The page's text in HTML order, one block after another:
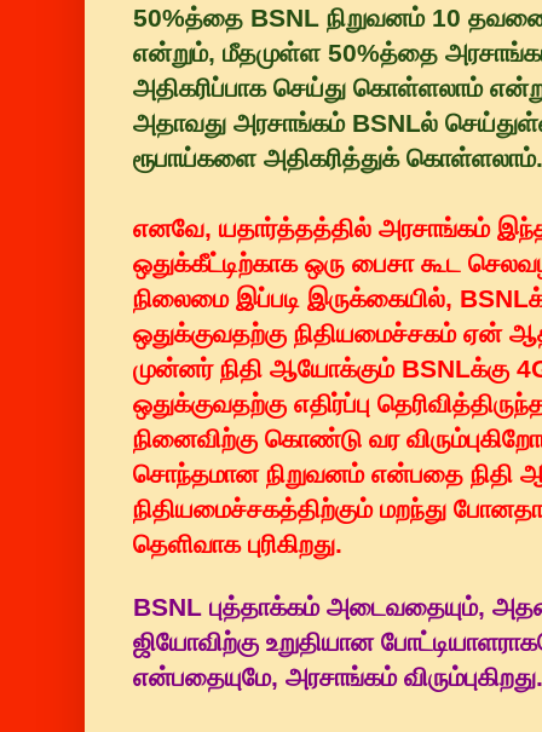
50%த்தை BSNL நிறுவனம் 10
என்றும், மீதமுள்ள 50%த்தை
அதிகரிப்பாக செய்து கொள்ளலாம்
அதாவது அரசாங்கம் BSNLல்
ரூபாய்களை அதிகரித்துக் கொள்ளலாம்.
எனவே, யதார்த்தத்தில் அரசாங்கம்
ஒதுக்கீட்டிற்காக ஒரு பைசா கூட
நிலைமை இப்படி இருக்கையில்,
ஒதுக்குவதற்கு நிதியமைச்சகம் ஏன்
முன்னர் நிதி ஆயோக்கும் BSNLக்கு
ஒதுக்குவதற்கு எதிர்ப்பு
நினைவிற்கு கொண்டு வர
சொந்தமான நிறுவனம் என்பதை நிதி
நிதியமைச்சகத்திற்கும் மறந்து
தெளிவாக புரிகிறது.
BSNL புத்தாக்கம் அடைவதையும்,
ஜியோவிற்கு உறுதியான
என்பதையுமே, அரசாங்கம் விரும்புகிறது.